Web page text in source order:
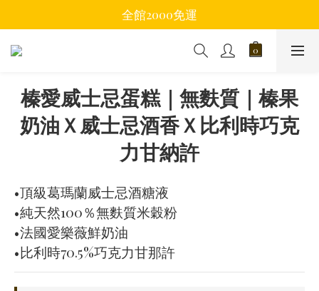
全館2000免運
榛愛威士忌蛋糕｜無麩質｜榛果
奶油Ｘ威士忌酒香Ｘ比利時巧克
力甘納許
•頂級葛瑪蘭威士忌酒糖液
•純天然100％無麩質米穀粉
•法國愛樂薇鮮奶油
•比利時70.5%巧克力甘那許